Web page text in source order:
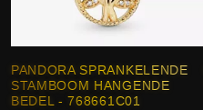
PANDORA SPRANKELENDE
STAMBOOM HANGENDE
BEDEL - 768661C01